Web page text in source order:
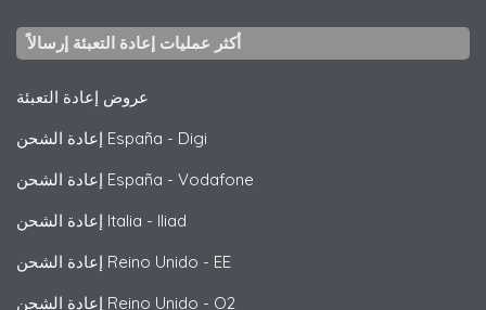
أكثر عمليات إعادة التعبئة إرسالاً
عروض إعادة التعبئة
إعادة الشحن España - Digi
إعادة الشحن España - Vodafone
إعادة الشحن Italia - Iliad
إعادة الشحن Reino Unido - EE
إعادة الشحن Reino Unido - O2